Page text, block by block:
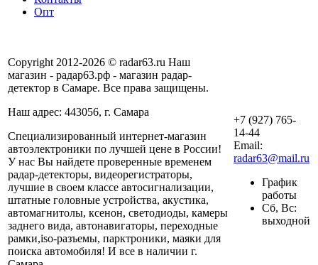
Опт
Copyright 2012-2026 © radar63.ru Наш
магазин - радар63.рф - магазин радар-
детектор в Самаре. Все права защищены.
Наш адрес: 443056, г. Самара
Специализированный интернет-магазин
автоэлектроники по лучшей цене в России!
У нас Вы найдете проверенные временем
радар-детекторы, видеорегистраторы,
лучшие в своем классе автосигнализации,
штатные головные устройства, акустика,
автомагнитолы, ксенон, светодиоды, камеры
заднего вида, автонавигаторы, переходные
рамки,iso-разъемы, парктроники, маяки для
поиска автомобиля! И все в наличии г.
+7 (927) 765-
14-44
Email:
radar63@mail.ru
График
работы
Сб, Вс:
выходной